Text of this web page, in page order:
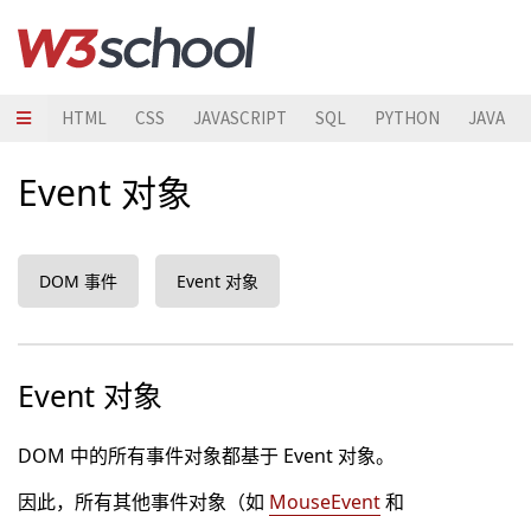
HTML CSS JAVASCRIPT SQL PYTHON JAVA
Event 对象
DOM 事件 Event 对象
Event 对象
DOM 中的所有事件对象都基于 Event 对象。
因此，所有其他事件对象（如 MouseEvent和